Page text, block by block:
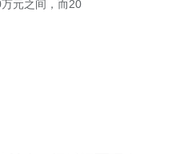
元之间，而20